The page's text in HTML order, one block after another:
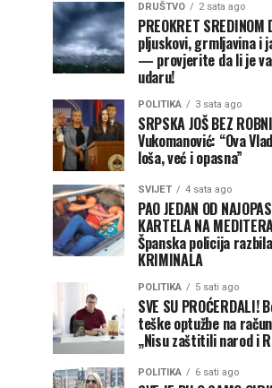
DRUŠTVO 2 sata ago
PREOKRET
pljuskovi, grmljavina i
— provjerite da li je
udaru!
POLITIKA 3 sata ago
SRPSKA JOŠ BEZ
Vukomanović: “Ova
loša, već i opasna”
SVIJET 4 sata ago
PAO JEDAN OD
KARTELA NA
Španska policija
KRIMINALA
POLITIKA 5 sati ago
SVE SU PROĆERDALI!
teške optužbe na
„Nisu zaštitili narod i
POLITIKA 6 sati ago